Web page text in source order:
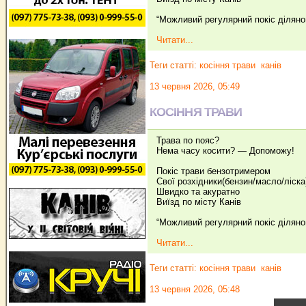
“Можливий регулярний покіс
Читати...
Теги статті: косіння трави канів
13 червня 2026, 05:49
КОСІННЯ ТРАВИ
Трава по пояс?
Нема часу косити? — Допоможу!
Покіс трави бензотримером
Свої розхідники(бензин/масло/
Швидко та акуратно
Виїзд по місту Канів
“Можливий регулярний покіс
Читати...
Теги статті: косіння трави канів
13 червня 2026, 05:48